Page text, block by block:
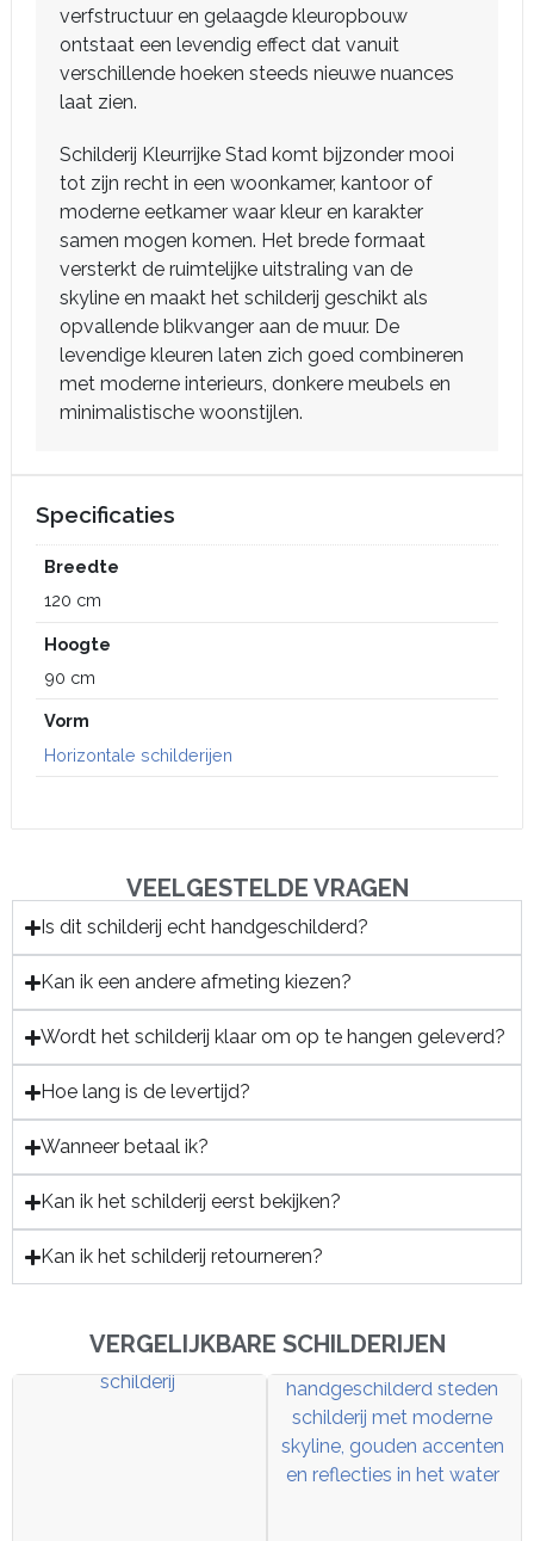
verfstructuur en gelaagde kleuropbouw
ontstaat een levendig effect dat vanuit
verschillende hoeken steeds nieuwe nuances
laat zien.
Schilderij Kleurrijke Stad komt bijzonder mooi
tot zijn recht in een woonkamer, kantoor of
moderne eetkamer waar kleur en karakter
samen mogen komen. Het brede formaat
versterkt de ruimtelijke uitstraling van de
skyline en maakt het schilderij geschikt als
opvallende blikvanger aan de muur. De
levendige kleuren laten zich goed combineren
met moderne interieurs, donkere meubels en
minimalistische woonstijlen.
Specificaties
Breedte
120 cm
Hoogte
90 cm
Vorm
Horizontale schilderijen
VEELGESTELDE VRAGEN
Is dit schilderij echt handgeschilderd?
Kan ik een andere afmeting kiezen?
Wordt het schilderij klaar om op te hangen geleverd?
Hoe lang is de levertijd?
Wanneer betaal ik?
Kan ik het schilderij eerst bekijken?
Kan ik het schilderij retourneren?
VERGELIJKBARE SCHILDERIJEN